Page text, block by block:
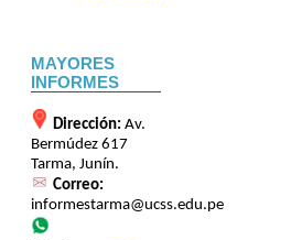
MAYORES
INFORMES
Dirección: Av.
Bermúdez 617
Tarma, Junín.
Correo:
informestarma@ucss.edu.pe